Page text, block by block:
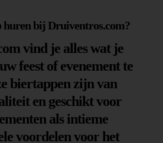
huren bij Druiventros.com?
vind je alles wat je
feest of evenement te
biertappen zijn van
en geschikt voor
als intieme
voordelen voor het